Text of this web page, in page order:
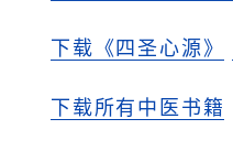
下载《四圣心源》
下载所有中医书籍